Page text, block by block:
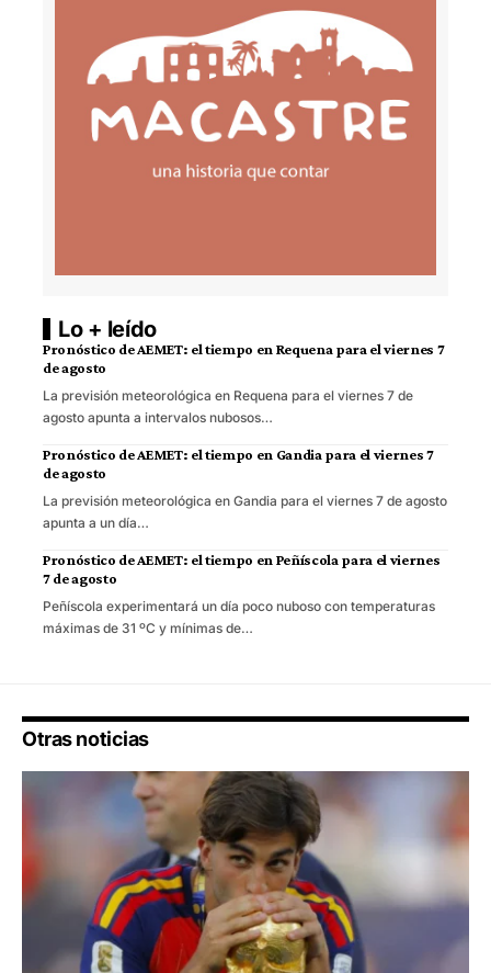
Lo + leído
Pronóstico de AEMET: el tiempo en Requena para el viernes 7
de agosto
La previsión meteorológica en Requena para el viernes 7 de
agosto apunta a intervalos nubosos…
Pronóstico de AEMET: el tiempo en Gandia para el viernes 7
de agosto
La previsión meteorológica en Gandia para el viernes 7 de agosto
apunta a un día…
Pronóstico de AEMET: el tiempo en Peñíscola para el viernes
7 de agosto
Peñíscola experimentará un día poco nuboso con temperaturas
máximas de 31 ºC y mínimas de…
Otras noticias